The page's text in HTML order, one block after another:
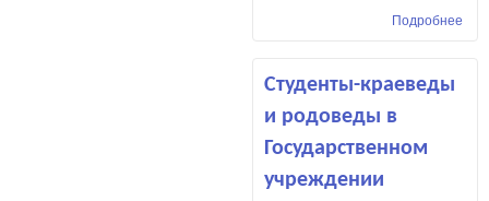
Подробнее
Студенты-краеведы
и родоведы в
Государственном
учреждении